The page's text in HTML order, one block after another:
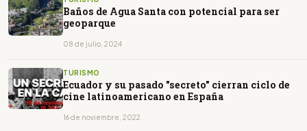
Baños de Agua Santa con potencial para ser
geoparque
08 de julio, 2024
TURISMO
Ecuador y su pasado "secreto" cierran ciclo de
cine latinoamericano en España
16 de noviembre, 2022